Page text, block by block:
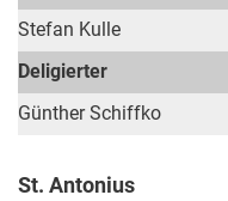
Stefan Kulle
Deligierter
Günther Schiffko
St. Antonius